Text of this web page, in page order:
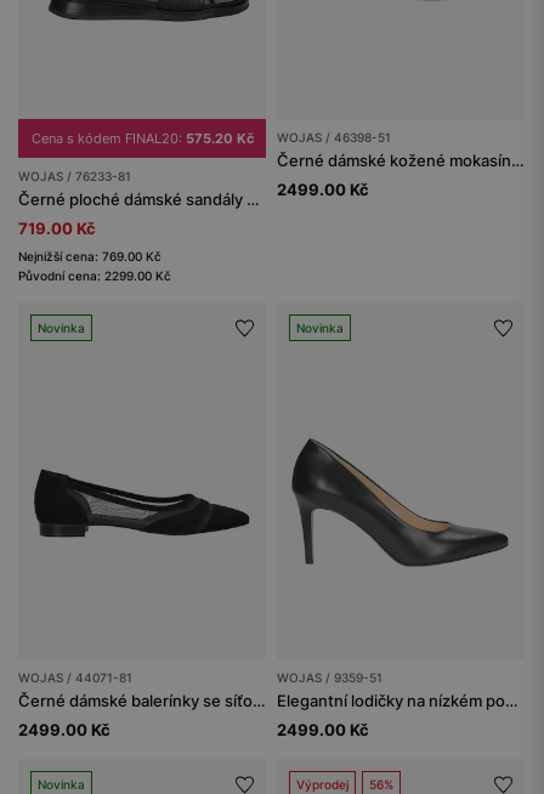
Cena s kódem FINAL20: 575.20 Kč
WOJAS / 76233-81
Černé ploché dámské sandály se šněrováním na kotníku
719.00 Kč
Nejnižší cena: 769.00 Kč
Původní cena: 2299.00 Kč
WOJAS / 46398-51
Černé dámské kožené mokasíny penny loafers
2499.00 Kč
Novinka
WOJAS / 44071-81
Černé dámské balerínky se síťovinou
2499.00 Kč
Novinka
WOJAS / 9359-51
Elegantní lodičky na nízkém podpatku v černé barvě
2499.00 Kč
Novinka Výprodej 56%